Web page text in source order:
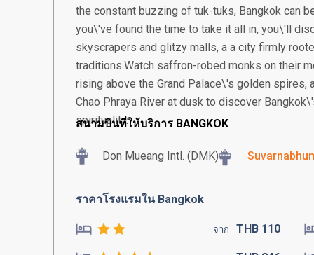
the constant buzzing of tuk-tuks, Bangkok can
you\'ve found the time to take it all in, you\'ll
skyscrapers and glitzy malls, a a city firmly
traditions.Watch saffron-robed monks on their
rising above the Grand Palace\'s golden spires,
Chao Phraya River at dusk to discover
spirituality.
สนามบินที่ให้บริการ BANGKOK
Don Mueang Intl. (DMK)
ราคาโรงแรมใน Bangkok
จาก THB 110